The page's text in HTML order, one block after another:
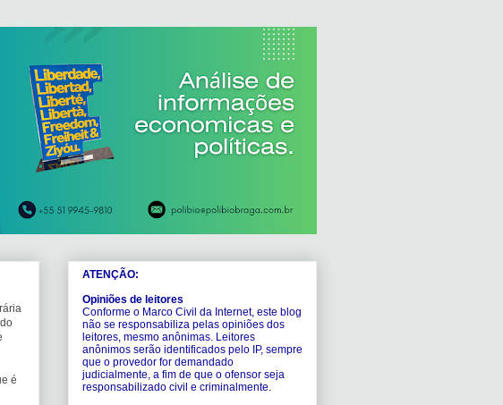
é
ATENÇÃO:
Opiniões de leitores
Conforme o Marco Civil da Internet, este blog
não se responsabiliza pelas opiniões dos
leitores, mesmo anônimas. Leitores
anônimos serão identificados pelo IP, sempre
que o provedor for demandado
judicialmente, a fim de que o ofensor seja
responsabilizado civil e criminalmente.